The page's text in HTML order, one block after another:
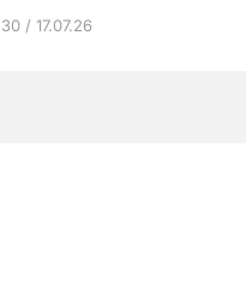
/ 17.07.26